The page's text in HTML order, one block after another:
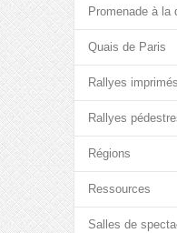
Promenade à la
Quais de Paris
Rallyes
Rallyes
Régions
Ressources
Salles de